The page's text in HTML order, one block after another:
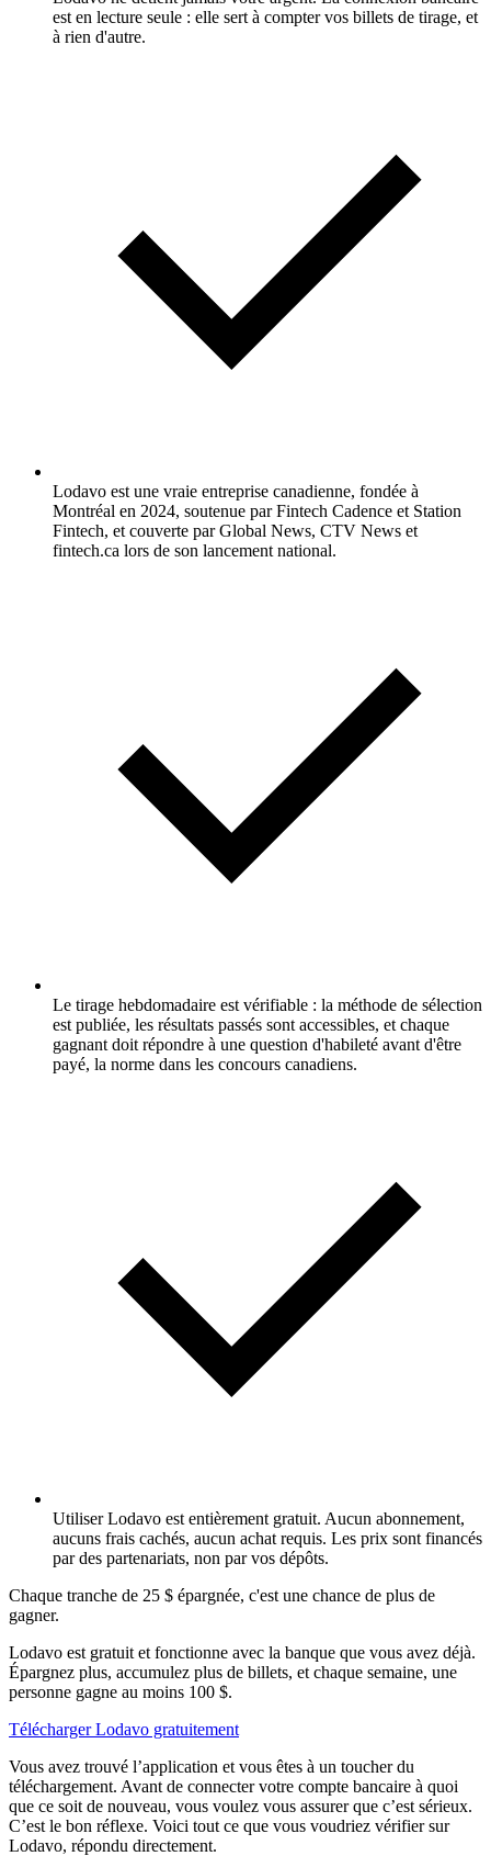
est en lecture seule : elle sert à compter vos billets de tirage, et
à rien d'autre.
Lodavo est une vraie entreprise canadienne, fondée à
Montréal en 2024, soutenue par Fintech Cadence et Station
Fintech, et couverte par Global News, CTV News et
fintech.ca lors de son lancement national.
Le tirage hebdomadaire est vérifiable : la méthode de sélection
est publiée, les résultats passés sont accessibles, et chaque
gagnant doit répondre à une question d'habileté avant d'être
payé, la norme dans les concours canadiens.
Utiliser Lodavo est entièrement gratuit. Aucun abonnement,
aucuns frais cachés, aucun achat requis. Les prix sont financés
par des partenariats, non par vos dépôts.
Chaque tranche de 25 $ épargnée, c'est une chance de plus de
gagner.
Lodavo est gratuit et fonctionne avec la banque que vous avez déjà.
Épargnez plus, accumulez plus de billets, et chaque semaine, une
personne gagne au moins 100 $.
Télécharger Lodavo gratuitement
Vous avez trouvé l’application et vous êtes à un toucher du
téléchargement. Avant de connecter votre compte bancaire à quoi
que ce soit de nouveau, vous voulez vous assurer que c’est sérieux.
C’est le bon réflexe. Voici tout ce que vous voudriez vérifier sur
Lodavo, répondu directement.